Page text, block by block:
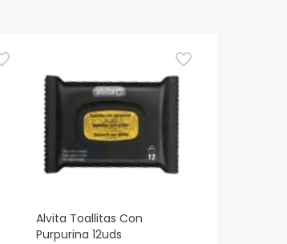
Alvita Toallitas Con
Purpurina 12uds